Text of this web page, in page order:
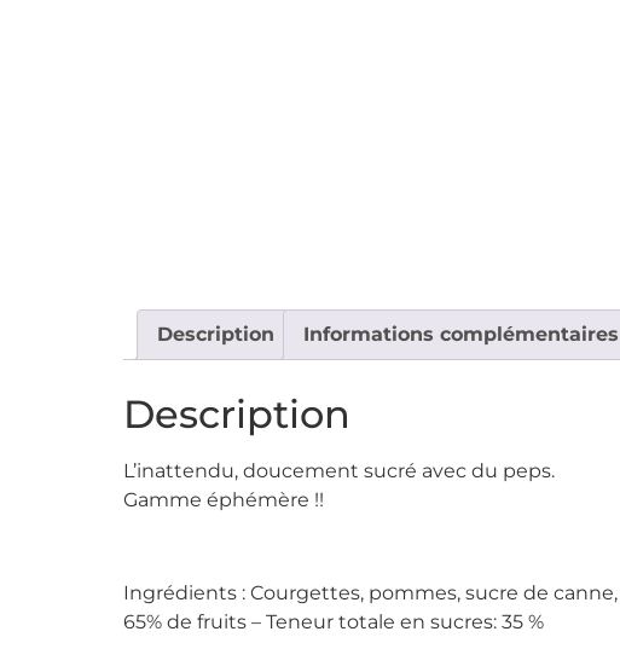
Description Informations complémentaires
Description
L’inattendu, doucement sucré avec du peps.
Gamme éphémère !!
Ingrédients : Courgettes, pommes, sucre de
65% de fruits – Teneur totale en sucres: 35 %